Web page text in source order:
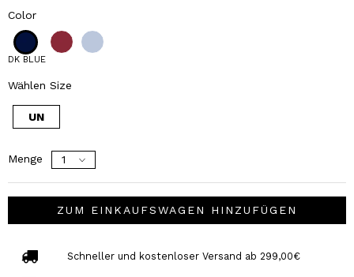
Color
DK BLUE
Wählen Size
UN
Menge
ZUM EINKAUFSWAGEN HINZUFÜGEN
Schneller und kostenloser Versand ab 299,00€